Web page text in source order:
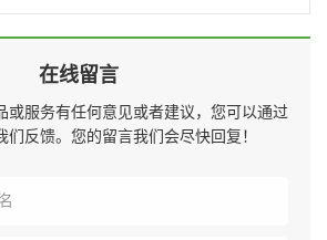
在线留言
或服务有任何意见或者建议，您可以通过
们反馈。您的留言我们会尽快回复！